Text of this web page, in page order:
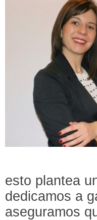
esto plantea
dedicamos a
aseguramos